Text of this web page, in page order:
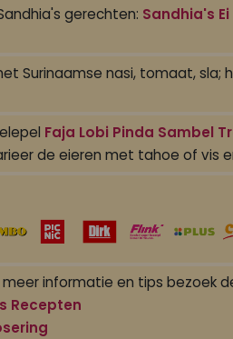
gerechten: Sandhia's
Surinaamse nasi, tomaat, sla;
Faja Lobi Pinda Sambel
de eieren met tahoe of vis
informatie en tips bezoek
Recepten